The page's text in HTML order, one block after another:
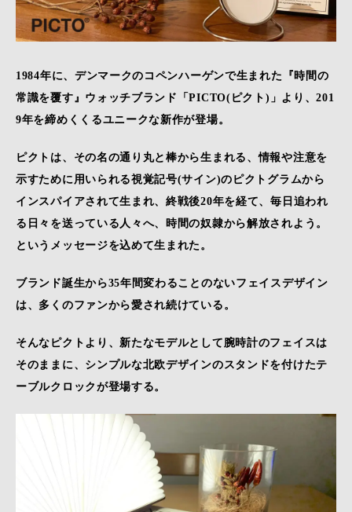
1984年に、デンマークのコペンハーゲンで生まれた『時間の
常識を覆す』ウォッチブランド「PICTO(ピクト)」より、201
9年を締めくくるユニークな新作が登場。
ピクトは、その名の通り丸と棒から生まれる、情報や注意を
示すために用いられる視覚記号(サイン)のピクトグラムから
インスパイアされて生まれ、終戦後20年を経て、毎日追われ
る日々を送っている人々へ、時間の奴隷から解放されよう。
というメッセージを込めて生まれた。
ブランド誕生から35年間変わることのないフェイスデザイン
は、多くのファンから愛され続けている。
そんなピクトより、新たなモデルとして腕時計のフェイスは
そのままに、シンプルな北欧デザインのスタンドを付けたテ
ーブルクロックが登場する。